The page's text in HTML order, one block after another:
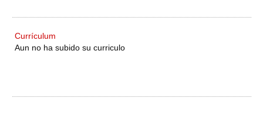
Currículum
Aun no ha subido su curriculo